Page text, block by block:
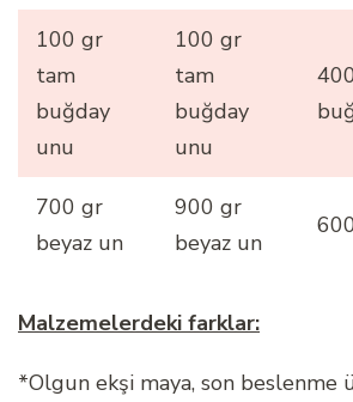
100 gr
tam
buğday
unu
100 gr
tam
buğday
unu
700 gr
beyaz un
900 gr
beyaz un
Malzemelerdeki farklar:
*Olgun ekşi maya, son beslenme